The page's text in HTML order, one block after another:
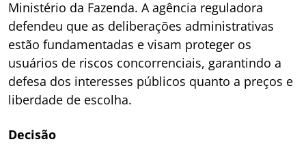
Ministério da Fazenda. A agência reguladora
defendeu que as deliberações administrativas
estão fundamentadas e visam proteger os
usuários de riscos concorrenciais, garantindo a
defesa dos interesses públicos quanto a preços e
liberdade de escolha.
Decisão